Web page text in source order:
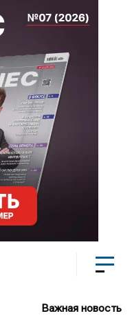
Важная новость